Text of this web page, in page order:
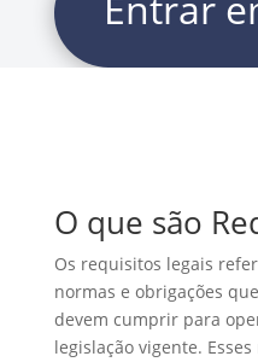
O que são
Os requisitos legais
normas e obrigações
devem cumprir para
legislação vigente.